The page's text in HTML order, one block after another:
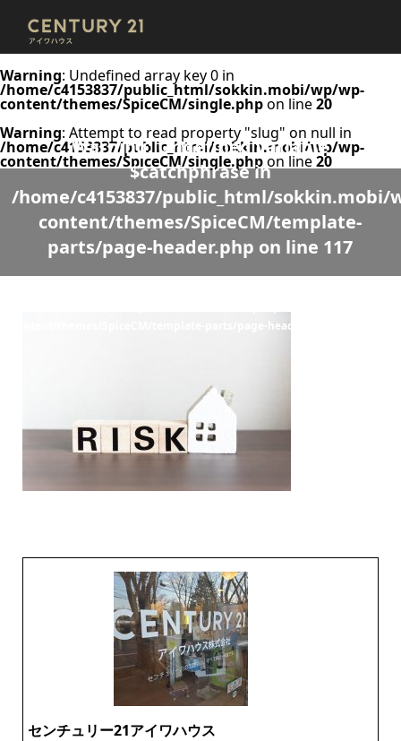
Warning: Undefined array key 0 in
/home/c4153837/public_html/sokkin.mobi/wp/wp-
content/themes/SpiceCM/single.phpon line20
Warning: Attempt to read property "slug" on null in
/home/c4153837/public_html/sokkin.mobi/wp/wp-
content/themes/SpiceCM/single.phpon line20
Warning: Undefined variable
$catchphrase in
/home/c4153837/public_html/sokkin.mobi/
content/themes/SpiceCM/template-
parts/page-header.php on line 117
content/themes/SpiceCM/template-parts/page-header.php
センチュリー21アイワハウス